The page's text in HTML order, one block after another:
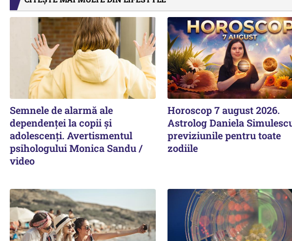
Semnele de alarmă ale
dependenței la copii și
adolescenți. Avertismentul
psihologului Monica Sandu /
video
Horoscop 7 august 2026.
Astrolog Daniela
previziunile pentru toate
zodiile